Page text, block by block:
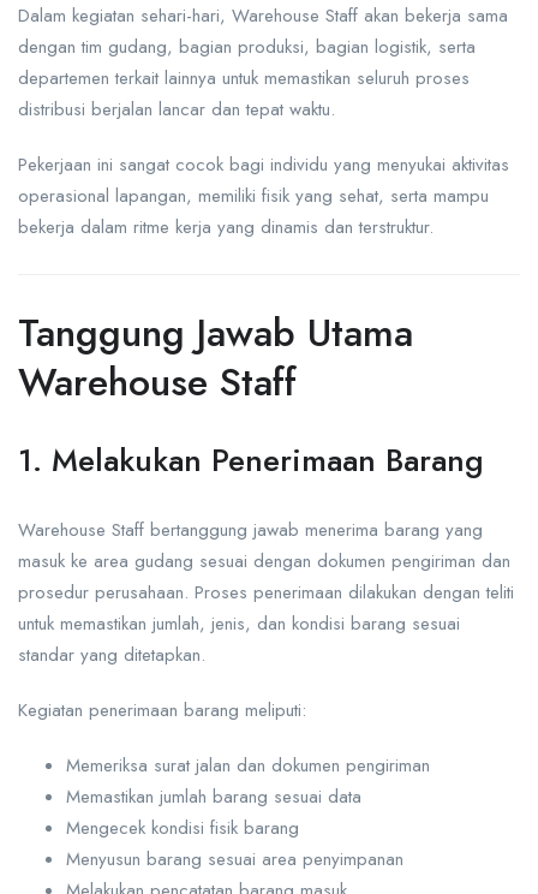
Dalam kegiatan sehari-hari, Warehouse Staff akan bekerja sama
dengan tim gudang, bagian produksi, bagian logistik, serta
departemen terkait lainnya untuk memastikan seluruh proses
distribusi berjalan lancar dan tepat waktu.
Pekerjaan ini sangat cocok bagi individu yang menyukai aktivitas
operasional lapangan, memiliki fisik yang sehat, serta mampu
bekerja dalam ritme kerja yang dinamis dan terstruktur.
Tanggung Jawab Utama
Warehouse Staff
1. Melakukan Penerimaan Barang
Warehouse Staff bertanggung jawab menerima barang yang
masuk ke area gudang sesuai dengan dokumen pengiriman dan
prosedur perusahaan. Proses penerimaan dilakukan dengan teliti
untuk memastikan jumlah, jenis, dan kondisi barang sesuai
standar yang ditetapkan.
Kegiatan penerimaan barang meliputi:
Memeriksa surat jalan dan dokumen pengiriman
Memastikan jumlah barang sesuai data
Mengecek kondisi fisik barang
Menyusun barang sesuai area penyimpanan